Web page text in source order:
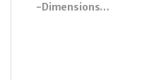
-Dimensions…